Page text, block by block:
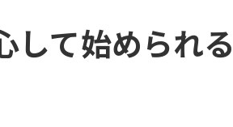
コミュニティを
仕事帰りでもOK24時
して始められ